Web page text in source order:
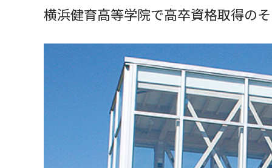
横浜健育高等学院で高卒資格取得の